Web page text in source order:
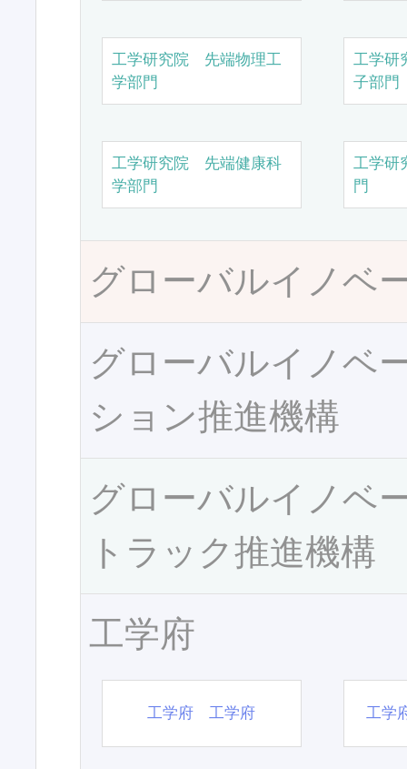
工学研究院 先端物理工
学部門
工学研
子部門
工学研究院 先端健康科
学部門
工学研
門
グローバルイノベ
グローバルイノベ
ション推進機構
グローバルイノベ
トラック推進機構
工学府
工学府 工学府 工学